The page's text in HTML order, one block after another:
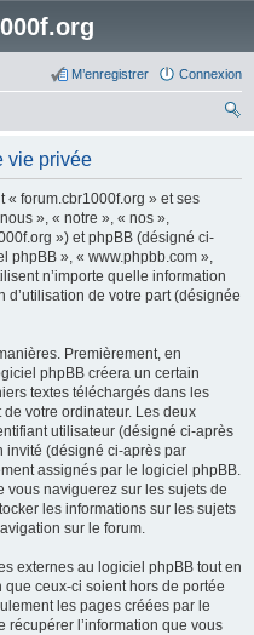
Connexion
M’enregistrer
vie privée
forum.cbr1000f.org » et ses
», « notre », « nos »,
») et phpBB (désigné ci-
phpBB », « www.phpbb.com »,
n’importe quelle information
d’utilisation de votre part (désignée
Premièrement, en
phpBB créera un certain
textes téléchargés dans les
votre ordinateur. Les deux
utilisateur (désigné ci-après
invité (désigné ci-après par
assignés par le logiciel phpBB.
vous naviguerez sur les sujets de
les informations sur les sujets
sur le forum.
externes au logiciel phpBB tout en
ceux-ci soient hors de portée
les pages créées par le
récupérer l’information que vous